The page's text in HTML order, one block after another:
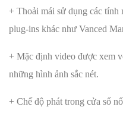
+ Thoải mái sử dụng các tính
plug-ins khác như Vanced
+ Mặc định video được xem
những hình ảnh sắc nét.
+ Chế độ phát trong cửa sổ